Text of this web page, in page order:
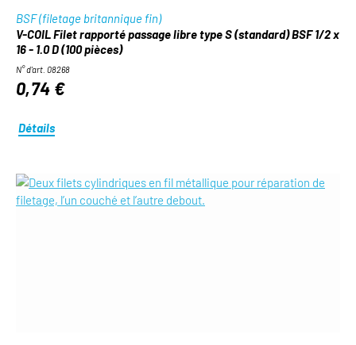
BSF (filetage britannique fin)
V-COIL Filet rapporté passage libre type S (standard) BSF 1/2 x
16 - 1.0 D (100 pièces)
N° d'art. 08268
0,74 €
Détails